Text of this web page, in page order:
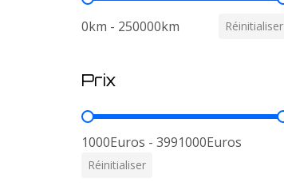
0km - 250000km Réinitialiser
Prix
Prix
1000Euros - 3991000Euros
Réinitialiser